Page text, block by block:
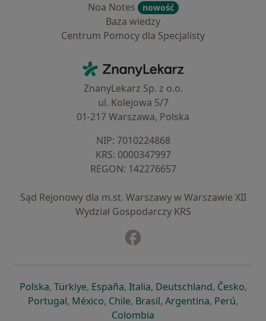
Noa Notes
nowość
Baza wiedzy
Centrum Pomocy dla Specjalisty
ZnanyLekarz - Strona główna
ZnanyLekarz Sp. z o.o.
ul. Kolejowa 5/7
01-217 Warszawa, Polska
NIP: ⁠7010224868
KRS: ⁠0000347997
REGON: ⁠142276657
Sąd Rejonowy dla m.st. Warszawy w Warszawie XII
Wydział Gospodarczy KRS
Polskaotwiera się w nowej karcie
, Türkiyeotwiera się w nowej karcie
, Españaotwiera się w nowej karcie
, Italiaotwiera się w nowej
, Deutschlandotwiera się
, Česko,
Portugalotwiera się w nowej karcie
, Méxicootwiera się w nowej karcie
, Chileotwiera się w nowej karcie
, Brasilotwiera się w nowej
, Argentinaotwiera się
, Perú,
Colombia